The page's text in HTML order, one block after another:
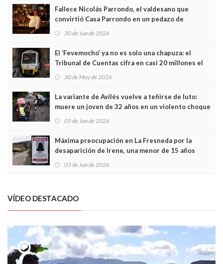
Fallece Nicolás Parrondo, el valdesano que
convirtió Casa Parrondo en un pedazo de
Asturias en Madrid
30 de Jun de 2026
El ‘Fevemocho’ ya no es solo una chapuza: el
Tribunal de Cuentas cifra en casi 20 millones el
sobrecoste de los trenes que no cabían por los
30 de May de 2026
La variante de Avilés vuelve a teñirse de luto:
muere un joven de 32 años en un violento choque
frontal
05 de Jun de 2026
Máxima preocupación en La Fresneda por la
desaparición de Irene, una menor de 15 años
03 de Jun de 2026
VÍDEO DESTACADO